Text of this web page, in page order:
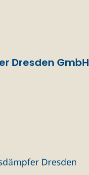
Dresden GmbH